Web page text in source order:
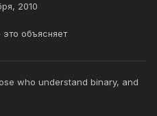
2010
объясняет
who understand binary, and